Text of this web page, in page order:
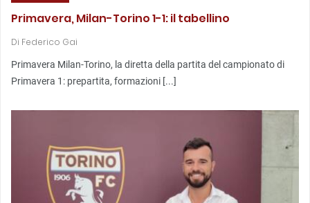
Primavera, Milan-Torino 1-1: il tabellino
Di Federico Gai
Primavera Milan-Torino, la diretta della partita del campionato di
Primavera 1: prepartita, formazioni [...]